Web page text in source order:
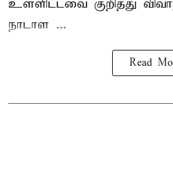
உள்ளிட்டவை குறித்து
நாடாள ...
Read